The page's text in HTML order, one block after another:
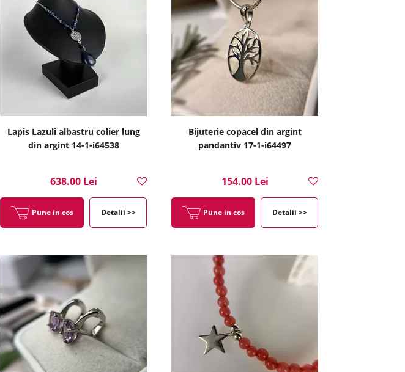
Lapis Lazuli albastru colier lung
din argint 14-1-i64538
638.00 Lei
Pune in cos Detalii >>
Bijuterie copacel din argint
pandantiv 17-1-i64497
154.00 Lei
Pune in cos Detalii >>